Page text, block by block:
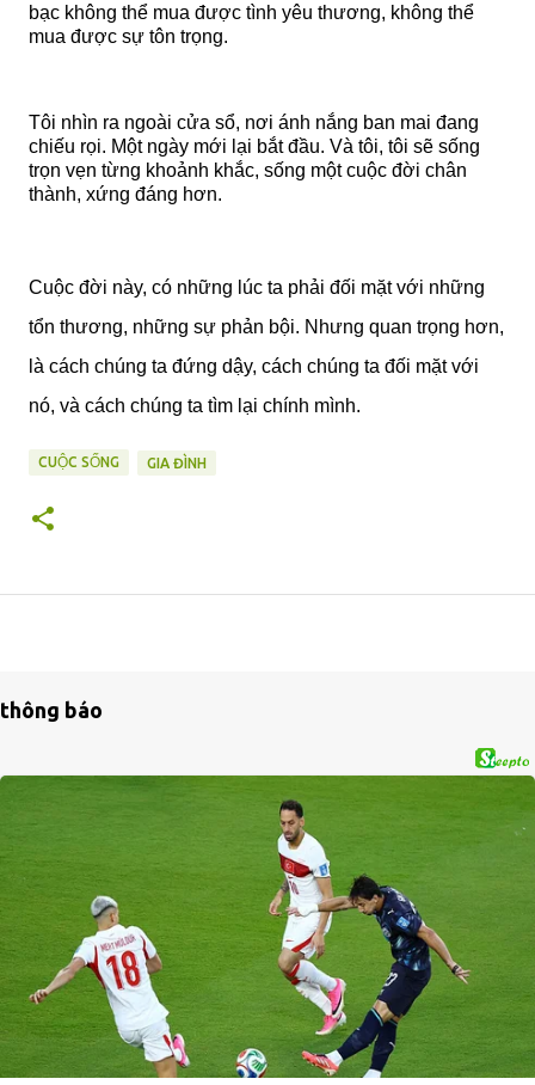
bạc không thể mua được tình yêu thương, không thể
mua được sự tôn trọng.
Tôi nhìn ra ngoài cửa sổ, nơi ánh nắng ban mai đang
chiếu rọi. Một ngày mới lại bắt đầu. Và tôi, tôi sẽ sống
trọn vẹn từng khoảnh khắc, sống một cuộc đời chân
thành, xứng đáng hơn.
Cuộc đời này, có những lúc ta phải đối mặt với những
tổn thương, những sự phản bội. Nhưng quan trọng hơn,
là cách chúng ta đứng dậy, cách chúng ta đối mặt với
nó, và cách chúng ta tìm lại chính mình.
CUỘC SỐNG GIA ĐÌNH
thông báo